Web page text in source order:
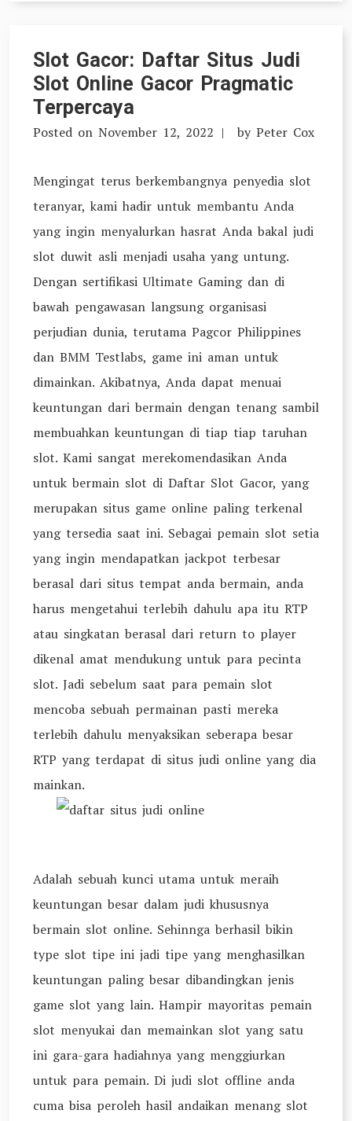
Slot Gacor: Daftar Situs Judi
Slot Online Gacor Pragmatic
Terpercaya
Posted on November 12, 2022 by Peter Cox
Mengingat terus berkembangnya penyedia slot
teranyar, kami hadir untuk membantu Anda
yang ingin menyalurkan hasrat Anda bakal judi
slot duwit asli menjadi usaha yang untung.
Dengan sertifikasi Ultimate Gaming dan di
bawah pengawasan langsung organisasi
perjudian dunia, terutama Pagcor Philippines
dan BMM Testlabs, game ini aman untuk
dimainkan. Akibatnya, Anda dapat menuai
keuntungan dari bermain dengan tenang sambil
membuahkan keuntungan di tiap tiap taruhan
slot. Kami sangat merekomendasikan Anda
untuk bermain slot di Daftar Slot Gacor, yang
merupakan situs game online paling terkenal
yang tersedia saat ini. Sebagai pemain slot setia
yang ingin mendapatkan jackpot terbesar
berasal dari situs tempat anda bermain, anda
harus mengetahui terlebih dahulu apa itu RTP
atau singkatan berasal dari return to player
dikenal amat mendukung untuk para pecinta
slot. Jadi sebelum saat para pemain slot
mencoba sebuah permainan pasti mereka
terlebih dahulu menyaksikan seberapa besar
RTP yang terdapat di situs judi online yang dia
mainkan.
Adalah sebuah kunci utama untuk meraih
keuntungan besar dalam judi khususnya
bermain slot online. Sehinnga berhasil bikin
type slot tipe ini jadi tipe yang menghasilkan
keuntungan paling besar dibandingkan jenis
game slot yang lain. Hampir mayoritas pemain
slot menyukai dan memainkan slot yang satu
ini gara-gara hadiahnya yang menggiurkan
untuk para pemain. Di judi slot offline anda
cuma bisa peroleh hasil andaikan menang slot